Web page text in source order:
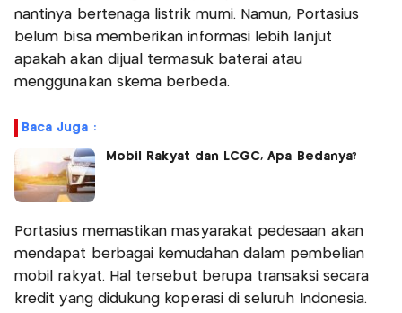
nantinya bertenaga listrik murni. Namun, Portasius
belum bisa memberikan informasi lebih lanjut
apakah akan dijual termasuk baterai atau
menggunakan skema berbeda.
Baca Juga :
Mobil Rakyat dan LCGC, Apa Bedanya?
Portasius memastikan masyarakat pedesaan akan
mendapat berbagai kemudahan dalam pembelian
mobil rakyat. Hal tersebut berupa transaksi secara
kredit yang didukung koperasi di seluruh Indonesia.